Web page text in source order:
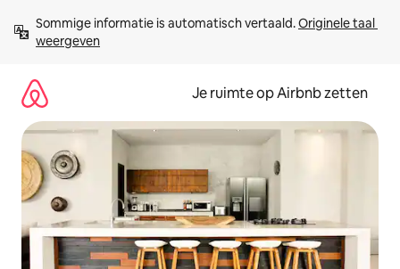
direct
naar
Sommige informatie is automatisch vertaald. Originele taal
weergeven
Je ruimte op Airbnb zetten